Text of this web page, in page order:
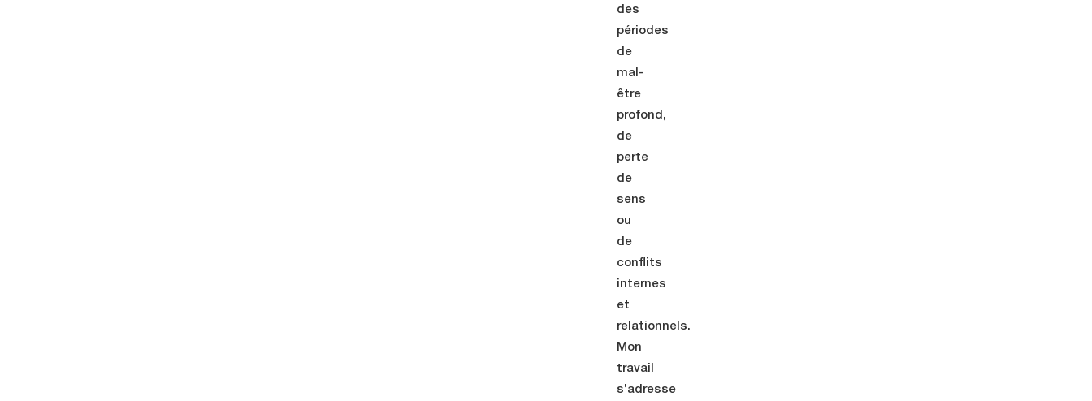
des
périodes
de
mal-
être
profond,
de
perte
de
sens
ou
de
conflits
internes
et
relationnels.
Mon
travail
s’adresse